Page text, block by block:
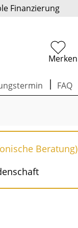
Finanzierung
Merken
FAQ
Beratung)